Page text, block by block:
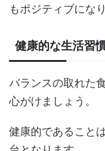
もポジティブにな
健康的な生活習
バランスの取れた
心がけましょう。
健康的であること